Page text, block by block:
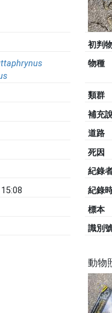
初判
物種
類群
補充
道路
死因
紀錄
紀錄
標本
識別
動物